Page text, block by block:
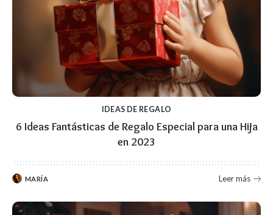
IDEAS DE REGALO
6 Ideas Fantásticas de Regalo Especial para una Hija
en 2023
MARÍA Leer más